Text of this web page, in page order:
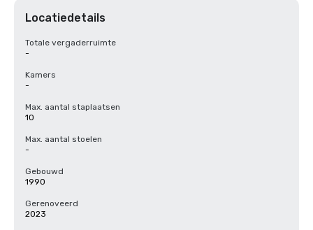
Locatiedetails
Totale vergaderruimte
-
Kamers
-
Max. aantal staplaatsen
10
Max. aantal stoelen
-
Gebouwd
1990
Gerenoveerd
2023